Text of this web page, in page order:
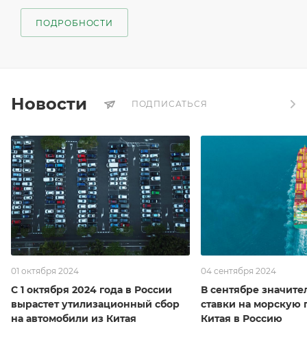
ПОДРОБНОСТИ
Новости ПОДПИСАТЬСЯ
01 октября 2024
С 1 октября 2024 года в России
вырастет утилизационный сбор
на автомобили из Китая
04 сентября 2024
В сентябре
ставки на морскую
Китая в Россию